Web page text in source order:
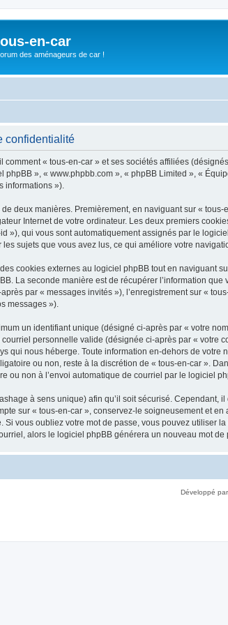
en-car
des aménageurs de car !
confidentialité
« tous-en-car » et ses sociétés affiliées
phpBB », « www.phpbb.com », « phpBB Limited », «
informations »).
deux manières. Premièrement, en naviguant sur «
Internet de votre ordinateur. Les deux premiers
»), qui vous sont automatiquement assignés par le
sujets que vous avez lus, ce qui améliore votre
cookies externes au logiciel phpBB tout en naviguant
La seconde manière est de récupérer l’information
par « messages invités »), l’enregistrement sur «
messages »).
un identifiant unique (désigné ci-après par « votre
personnelle valide (désignée ci-après par « votre
qui nous héberge. Toute information en-dehors de votre
ou non, reste à la discrétion de « tous-en-car ».
ou non à l’envoi automatique de courriel par le logiciel
à sens unique) afin qu’il soit sécurisé.
sur « tous-en-car », conservez-le soigneusement et
Si vous oubliez votre mot de passe, vous pouvez utiliser
alors le logiciel phpBB générera un nouveau mot
Développé par